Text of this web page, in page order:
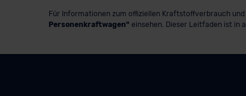
Für Informationen zum offiziellen Kraftstoffverbrauch
Personenkraftwagen" einsehen. Dieser Leitfaden ist in